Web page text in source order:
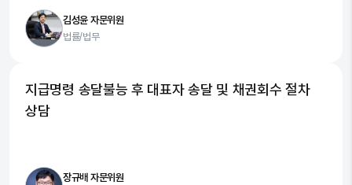
김성윤 자문위원
법률/법무
지급명령 송달불능 후 대표자 송달 및 채권회수 절차
상담
장규배 자문위원